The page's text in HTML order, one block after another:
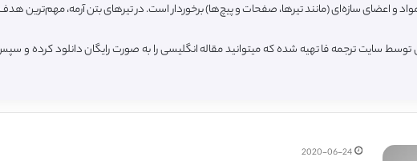
و اعضای سازه‌ای (مانند تیرها، صفحات و پیچ‌ها) برخوردار است. در تیرهای بتن آرمه، مهم‌ترین
سایت ترجمه فا تهیه شده که میتوانید مقاله انگلیسی را به صورت رایگان دانلود کرده و
2020-06-24